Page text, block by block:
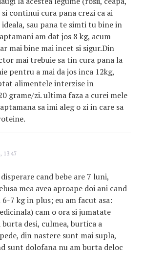
continui cura pana crezi ca ai
sau pana te simti tu bine in
am dat jos 8 kg, acum
mai bine mai incet si sigur.Din
mai trebuie sa tin cura pana la
pentru a mai da jos inca 12kg,
alimentele interzise in
grame/zi. ultima faza a curei mele
sa imi aleg o zi in care sa
13:47
cand bebe are 7 luni,
mea avea aproape doi ani cand
6-7 kg in plus; eu am facut asa:
cam o ora si jumatate
desi, culmea, burtica a
din nastere sunt mai supla,
sunt dolofana nu am burta deloc